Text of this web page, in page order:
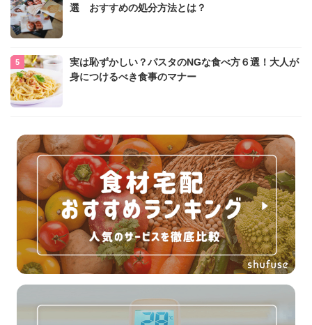
選 おすすめの処分方法とは？
実は恥ずかしい？パスタのNGな食べ方６選！大人が
身につけるべき食事のマナー